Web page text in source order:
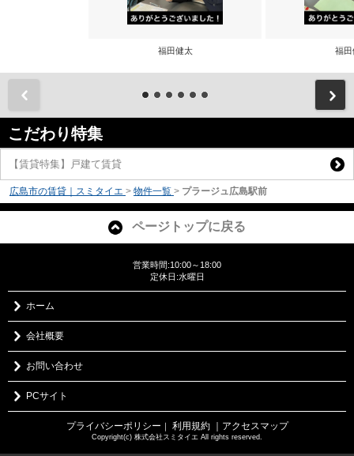
福田健太 福田
こだわり特集
【賃貸特集】戸建て賃貸
広島市の賃貸｜スミタイエ > 物件一覧 > プラージュ広島駅前
ページトップに戻る
営業時間:10:00～18:00
定休日:水曜日
ホーム
会社概要
お問い合わせ
PCサイト
プライバシーポリシー 利用規約 ｜アクセスマップ
Copyright(c) 株式会社スミタイエ All rights reserved.